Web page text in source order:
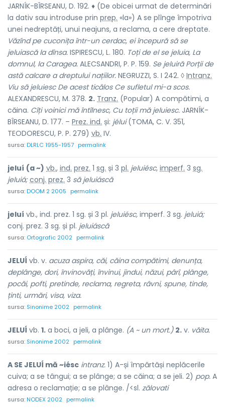
JARNÍK-BÎRSEANU, D. 192. ♦ (De obicei urmat de determinări
la dativ sau introduse prin prep. «la») A se plînge împotriva
unei nedreptăți, unui neajuns, a reclama, a cere dreptate.
Văzînd pe cuconița într-un cerdac, ei începură să se
jeluiască la dînsa. ISPIRESCU, L. 180. Toți de el se jeluia, La
domnul, la Caragea. ALECSANDRI, P. P. 159. Se jeluiră Porții de
astă calcare a dreptului națiilor. NEGRUZZI, S. I 242. ◊ Intranz.
Viu să jeluiesc De acest ticălos Ce sufletul mi-a scos.
ALEXANDRESCU, M. 378. 2. Tranz. (Popular) A compătimi, a
căina. Cîți voinici mă întîlnesc, Cu toții mă jeluiesc. JARNÍK-
BÎRSEANU, D. 177. – Prez. ind. și: jélui(TOMA, C. V. 351,
TEODORESCU, P. P. 279) vb. IV.
sursa:DLRLC 1955-1957 permalink
jeluí (a ~) vb., ind. prez. 1 sg. și 3 pl. jeluiésc, imperf. 3 sg.
jeluiá; conj. prez. 3 să jeluiáscă
sursa:DOOM 2 2005 permalink
jeluí vb., ind. prez. 1 sg. și 3 pl. jeluiésc, imperf. 3 sg. jeluiá;
conj. prez. 3 sg. și pl. jeluiáscă
sursa: Ortografic 2002 permalink
JELUÍ vb. v. acuza aspira, căi, căina compătimi, denunța,
deplânge, dori, învinovăți, învinui, jindui, năzui, pârî, plânge,
pocăi, pofti, pretinde, reclama, regreta, râvni, spune, tinde,
ținti, urmări, visa, viza.
sursa: Sinonime 2002 permalink
JELUÍ vb. 1. a boci, a jeli, a plânge. (A ~ un mort.) 2. v. văita.
sursa: Sinonime 2002 permalink
A SE JELUÍ mă ~iésc intranz. 1) A-și împărtăși neplăcerile
cuiva; a se tângui; a se plânge; a se căina; a se jeli. 2) pop. A
adresa o reclamație; a se plânge. /<sl. zălovati
sursa:NODEX 2002 permalink